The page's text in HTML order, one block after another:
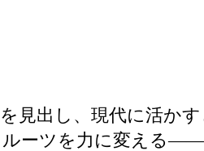
見出し、現代に活かす
ーツを力に変える